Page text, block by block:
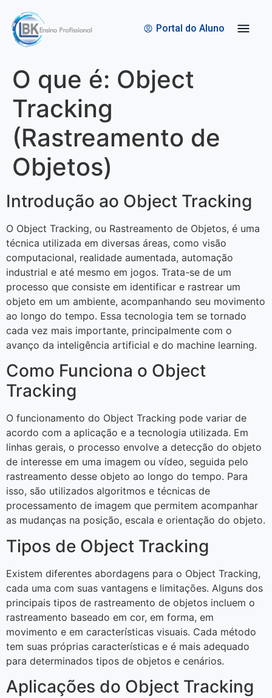
Portal do Aluno
O que é: Object
Tracking
(Rastreamento de
Objetos)
Introdução ao Object Tracking
O Object Tracking, ou Rastreamento de Objetos, é uma
técnica utilizada em diversas áreas, como visão
computacional, realidade aumentada, automação
industrial e até mesmo em jogos. Trata-se de um
processo que consiste em identificar e rastrear um
objeto em um ambiente, acompanhando seu movimento
ao longo do tempo. Essa tecnologia tem se tornado
cada vez mais importante, principalmente com o
avanço da inteligência artificial e do machine learning.
Como Funciona o Object
Tracking
O funcionamento do Object Tracking pode variar de
acordo com a aplicação e a tecnologia utilizada. Em
linhas gerais, o processo envolve a detecção do objeto
de interesse em uma imagem ou vídeo, seguida pelo
rastreamento desse objeto ao longo do tempo. Para
isso, são utilizados algoritmos e técnicas de
processamento de imagem que permitem acompanhar
as mudanças na posição, escala e orientação do objeto.
Tipos de Object Tracking
Existem diferentes abordagens para o Object Tracking,
cada uma com suas vantagens e limitações. Alguns dos
principais tipos de rastreamento de objetos incluem o
rastreamento baseado em cor, em forma, em
movimento e em características visuais. Cada método
tem suas próprias características e é mais adequado
para determinados tipos de objetos e cenários.
Aplicações do Object Tracking